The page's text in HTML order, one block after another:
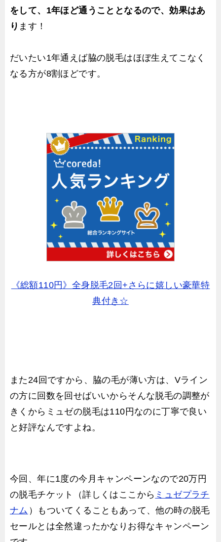
をして、1年ほど通うこととなるので、効果はあ
り ます！
だいたい1年通えば脇の脱毛はほぼ生えてこなく
なる方が8割ほどです。
《総額110円》全身脱毛2回+さらに嬉しい豪華特
典付き☆
また24回ですから、脇の毛が薄い方は、Vライン
の方に回数を回せばいいからそんな脱毛の調整が
きくからミュゼの脱毛は110円なのに丁寧で良い
と好評なんですよね。
今回、年に1度の今月キャンペーンなので20万円
の脱毛チケット（詳しくはここから ミュゼプラチ
ナム ）もついてくることもあって、他の時の脱毛
セールとは全然違ったかなりお得なキャンペーン